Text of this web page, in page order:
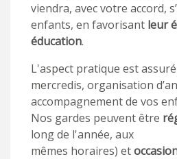
viendra, avec votre accord,
enfants, en favorisant leur
éducation.
L'aspect pratique est assuré
mercredis, organisation
accompagnement de vos
Nos gardes peuvent être
long de l'année, aux
mêmes horaires) et